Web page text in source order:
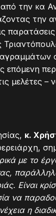
την κα
την
επόμενη
μελέτες –
κ.
με το
παράλληλα
Είναι
να
η